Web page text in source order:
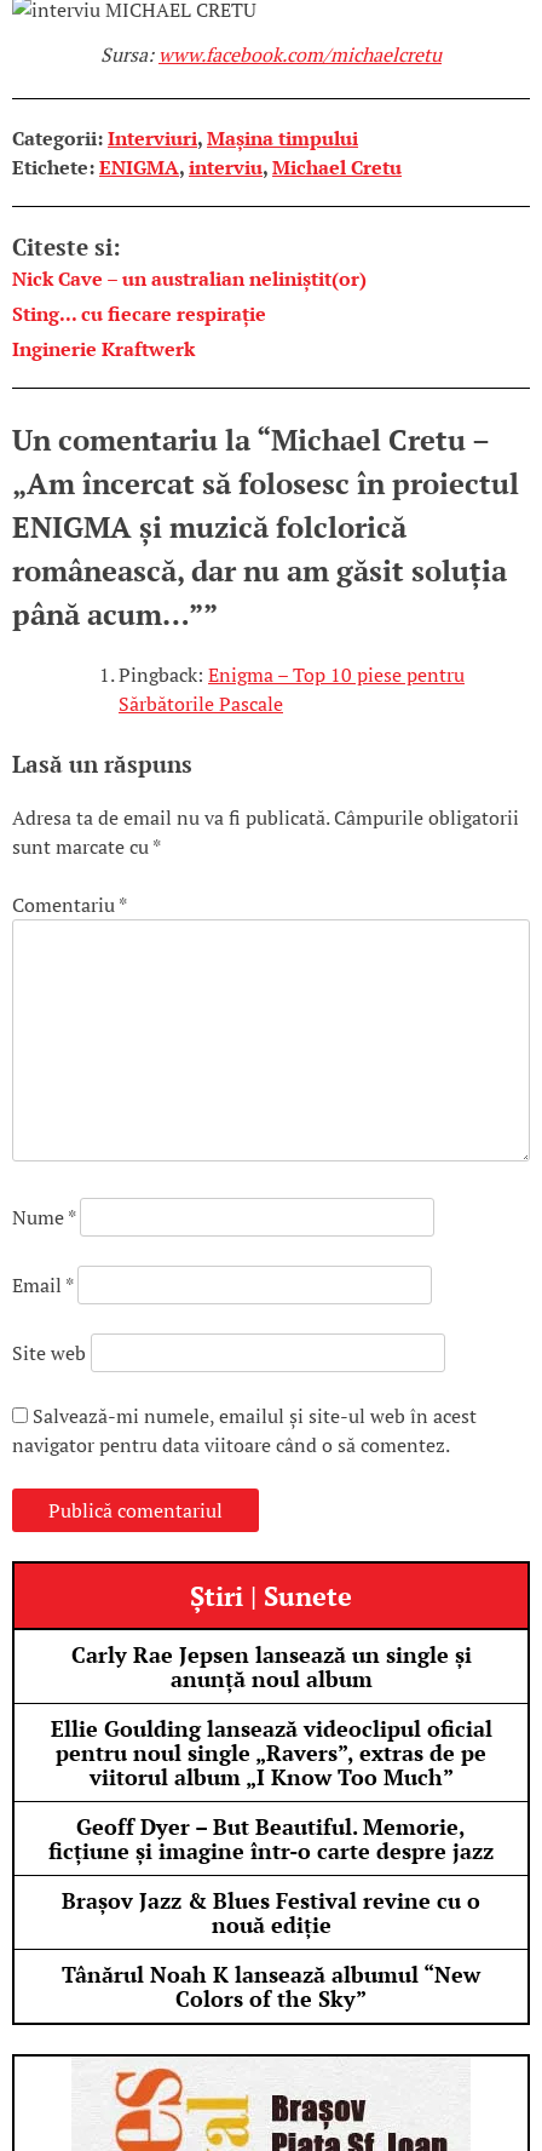
Sursa:www.facebook.com/michaelcretu
Categorii:Interviuri,Mașina timpului
Etichete:ENIGMA,interviu,Michael Cretu
Citeste si:
Nick Cave – un australian neliniștit(or)
Sting... cu fiecare respirație
Inginerie Kraftwerk
Un comentariu la “Michael Cretu –
„Am încercat să folosesc în proiectul
ENIGMA și muzică folclorică
românească, dar nu am găsit soluția
până acum…””
Pingback: Enigma – Top 10 piese pentru
Sărbătorile Pascale
Lasă un răspuns
Adresa ta de email nu va fi publicată.Câmpurile obligatorii
sunt marcate cu*
Comentariu*
Nume*
Email *
Site web
Salvează-mi numele, emailul și site-ul web în acest
navigator pentru data viitoare când o să comentez.
Știri | Sunete
Carly Rae Jepsen lansează un single și
anunță noul album
Ellie Goulding lansează videoclipul oficial
pentru noul single „Ravers”, extras de pe
viitorul album „I Know Too Much”
Geoff Dyer – But Beautiful. Memorie,
ficțiune și imagine într-o carte despre jazz
Brașov Jazz & Blues Festival revine cu o
nouă ediție
Tânărul Noah K lansează albumul “New
Colors of the Sky”